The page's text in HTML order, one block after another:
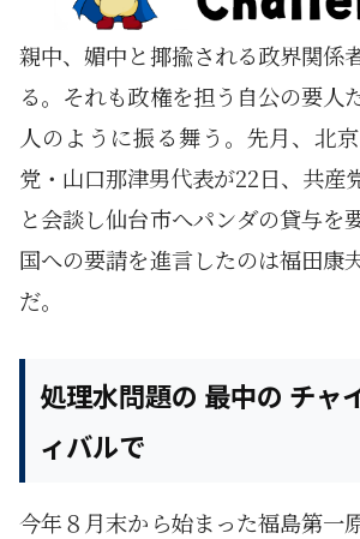
親中、媚中と揶揄される政界関係
る。それも政権を担う自公の要人
人のように振る舞う。先月、北
党・山口那津男代表が22日、共産
と会談し仙台市へパンダの貸与を
国への要請を進言したのは福田康
だ。
処理水問題の 最中の チャ
ィバルで
今年８月末から始まった福島第一